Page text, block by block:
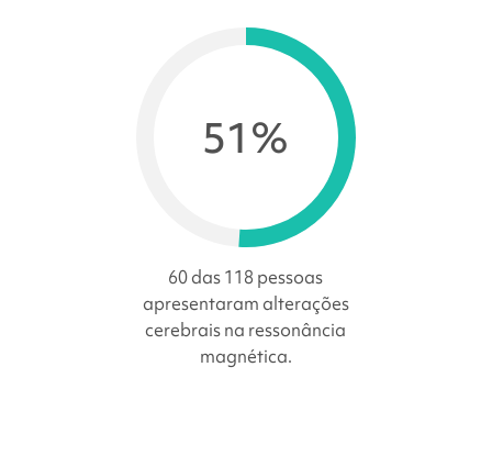
51%
60 das 118 pessoas
apresentaram alterações
cerebrais na ressonância
magnética.